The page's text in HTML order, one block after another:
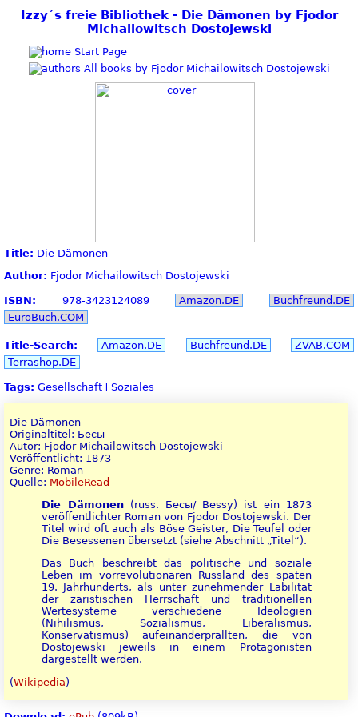
Izzy´s freie Bibliothek - Die Dämonen by Fjodor
Michailowitsch Dostojewski
Start Page
All books by Fjodor Michailowitsch Dostojewski
Title: Die Dämonen
Author: Fjodor Michailowitsch Dostojewski
ISBN: 978-3423124089 Amazon.DE
Buchfreund.DE
EuroBuch.COM
Title-Search: Amazon.DE Buchfreund.DE
ZVAB.COM
Terrashop.DE
Tags: Gesellschaft+Soziales
Die Dämonen
Originaltitel: Бесы
Autor: Fjodor Michailowitsch Dostojewski
Veröffentlicht: 1873
Genre: Roman
Quelle: MobileRead
Die Dämonen(russ. Бесы/ Bessy) ist ein 1873
veröffentlichter Roman von Fjodor Dostojewski. Der
Titel wird oft auch als Böse Geister, Die Teufel oder
Die Besessenen übersetzt (siehe Abschnitt „Titel“).
Das Buch beschreibt das politische und soziale
Leben im vorrevolutionären Russland des späten
19. Jahrhunderts, als unter zunehmender Labilität
der zaristischen Herrschaft und traditionellen
Wertesysteme verschiedene Ideologien
(Nihilismus, Sozialismus, Liberalismus,
Konservatismus) aufeinanderprallten, die von
Dostojewski jeweils in einem Protagonisten
dargestellt werden.
(Wikipedia)